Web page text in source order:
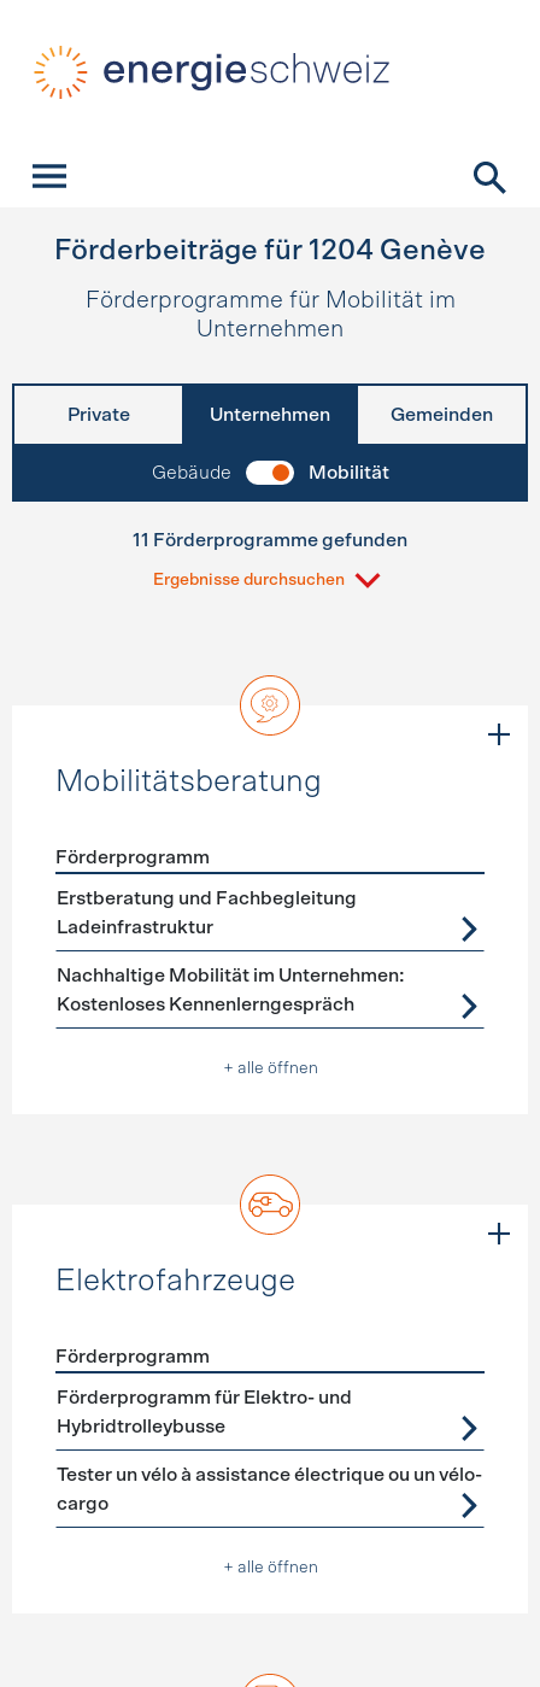
Förderbeiträge für 1204 Genève
Förderprogramme für Mobilität im
Unternehmen
Private Unternehmen Gemeinden
Gebäude Mobilität
11 Förderprogramme gefunden
Ergebnisse durchsuchen
Mobilitätsberatung
Förderprogramme Mobilitätsberatung
Förderprogramm
Erstberatung und Fachbegleitung
Ladeinfrastruktur
Nachhaltige Mobilität im Unternehmen:
Kostenloses Kennenlerngespräch
+ alle öffnen
Elektrofahrzeuge
Förderprogramme Elektrofahrzeuge
Förderprogramm
Förderprogramm für Elektro- und
Hybridtrolleybusse
Tester un vélo à assistance électrique ou un vélo-
cargo
+ alle öffnen